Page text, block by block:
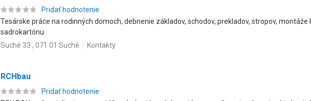
Pridať hodnotenie
Tesárske práce na rodinných domoch, debnenie základov, schodov, prekladov, stropov,
sadrokartónu.
Suché 33 , 071 01 Suché
Kontakty
RCHbau
Pridať hodnotenie